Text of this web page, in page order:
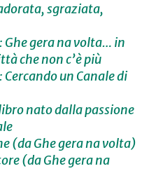
sgraziata,
Ghe gera na volta… in
che non c’è più
Cercando un Canale di
libro nato dalla passione
(da Ghe gera na volta)
(da Ghe gera na